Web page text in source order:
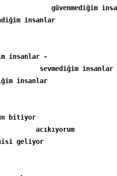
insanlar
insanlar -
sevmediğim insanlar
- sevdiğim insanlar
bitiyor
geliyor